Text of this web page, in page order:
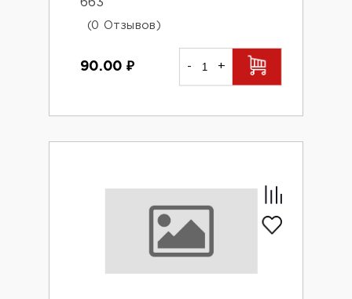
663
(0 Отзывов)
90.00 ₽ - +